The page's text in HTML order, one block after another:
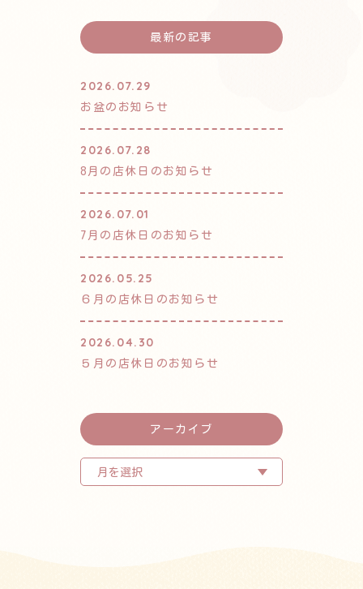
最新の記事
2026.07.29
お盆のお知らせ
2026.07.28
8月の店休日のお知らせ
2026.07.01
7月の店休日のお知らせ
2026.05.25
６月の店休日のお知らせ
2026.04.30
５月の店休日のお知らせ
アーカイブ